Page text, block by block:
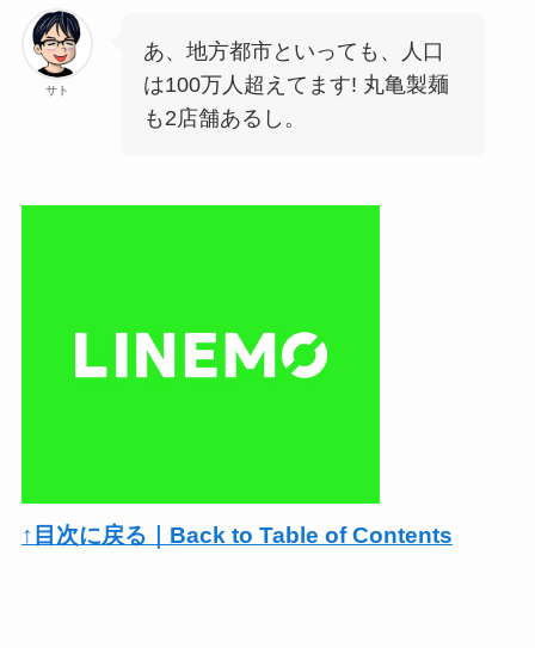
サト
あ、地方都市といっても、人口
は100万人超えてます! 丸亀製麺
も2店舗あるし。
↑目次に戻る｜Back to Table of Contents